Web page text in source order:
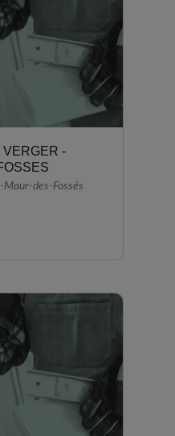
VERGER -
Maur-des-Fossés